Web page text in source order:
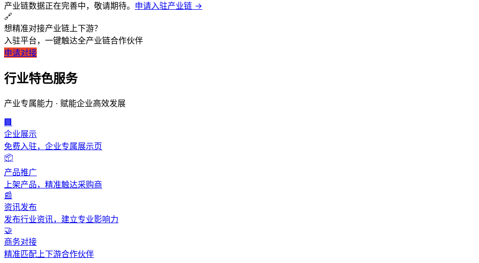
行业门户
首页/行业门户
高等院校
汇聚高等院校产业链优质资源，实现高效协同发展
产业链数据正在完善中，敬请期待。 申请入驻产业链 →
🔗
想精准对接产业链上下游？
入驻平台，一键触达全产业链合作伙伴
申请对接
行业特色服务
产业专属能力 · 赋能企业高效发展
🏢
企业展示
免费入驻，企业专属展示页
📦
产品推广
上架产品，精准触达采购商
📰
资讯发布
发布行业资讯，建立专业影响力
🤝
商务对接
精准匹配上下游合作伙伴